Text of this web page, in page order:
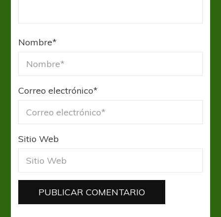
Nombre*
Correo electrónico*
Sitio Web